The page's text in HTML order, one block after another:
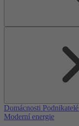
Domácnosti Podnikatelé
Moderní energie